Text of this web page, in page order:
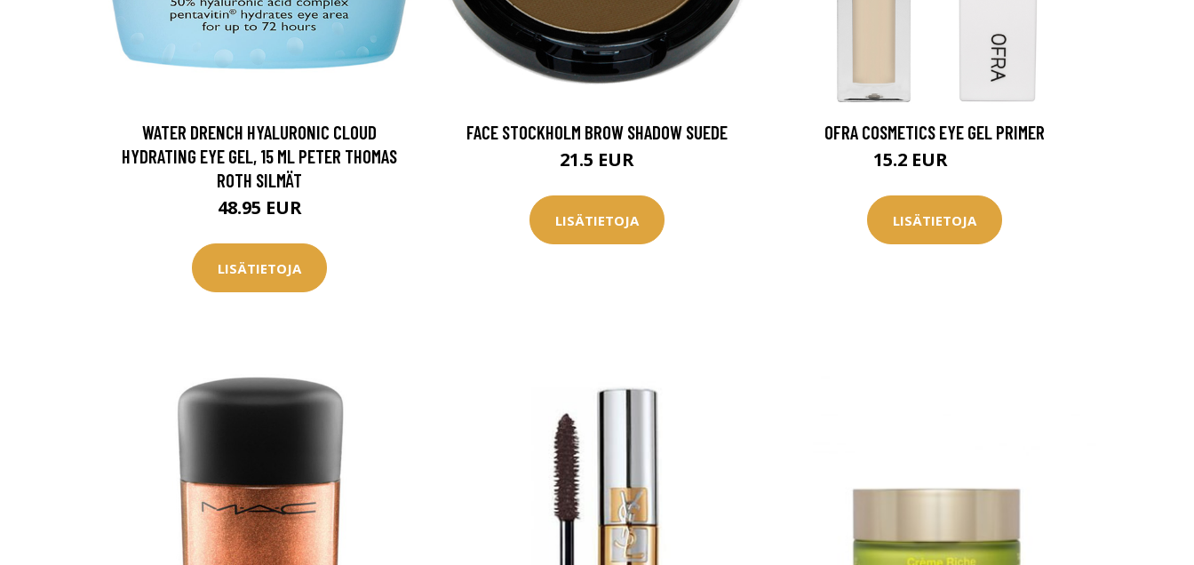
WATER DRENCH HYALURONIC CLOUD
HYDRATING EYE GEL, 15 ML PETER THOMAS
ROTH SILMÄT
48.95 EUR
LISÄTIETOJA
FACE STOCKHOLM BROW SHADOW SUEDE
21.5 EUR
LISÄTIETOJA
OFRA COSMETICS EYE GEL PRIMER
15.2 EUR
LISÄTIETOJA